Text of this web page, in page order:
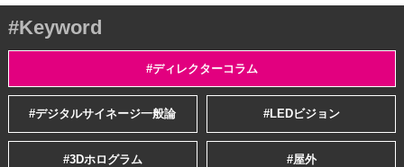
#Keyword
#ディレクターコラム
#デジタルサイネージ一般論 #LEDビジョン
#3Dホログラム #屋外